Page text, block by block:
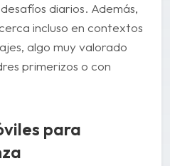
diarios. Además,
incluso en contextos
algo muy valorado
primerizos o con
para